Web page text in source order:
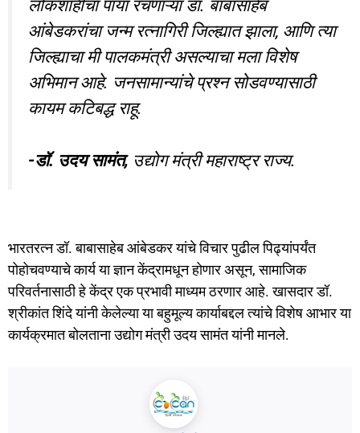
लोकशाहीचा पाया रचणाऱ्या डॉ. बाबासाहेब
आंबेडकरांचा जन्म रत्नागिरी जिल्ह्यात झाला, आणि त्या
जिल्ह्याचा मी पालकमंत्री असल्याचा मला विशेष
अभिमान आहे. जनसामान्यांचे प्रश्न सोडवण्यासाठी
कायम कटिबद्ध राहू.
-डॉ. उदय सामंत, उद्योग मंत्री महाराष्ट्र राज्य.
भारतरत्न डॉ. बाबासाहेब आंबेडकर यांचे विचार पुढील पिढ्यांपर्यंत
पोहोचवण्याचे कार्य या ज्ञान केंद्रामधून होणार असून, सामाजिक
परिवर्तनासाठी हे केंद्र एक प्रभावी माध्यम ठरणार आहे. खासदार डॉ.
श्रीकांत शिंदे यांनी केलेल्या या बहुमूल्य कार्याबद्दल त्यांचे विशेष आभार या
कार्यक्रमात बोलताना उद्योग मंत्री उदय सामंत यांनी मानले.